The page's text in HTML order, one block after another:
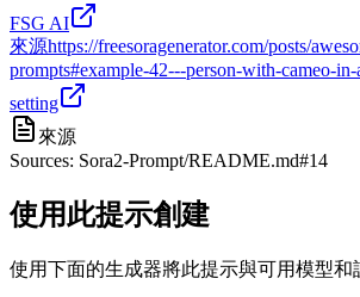
FSG AI
來源https://freesoragenerator.com/posts/
prompts#example-42---person-with-cameo-
setting
來源
Sources: Sora2-Prompt/README.md#14
使用此提示創建
使用下面的生成器將此提示與可用模型和